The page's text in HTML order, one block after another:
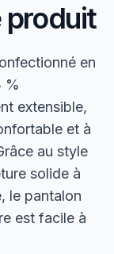
produit
en
%
extensible,
et à
au style
solide à
le pantalon
est facile à